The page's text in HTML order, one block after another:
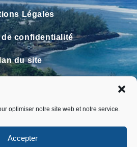
optimiser notre site web et notre service.
Accepter
Légales
confidentialité
du site
signalement
FAQ